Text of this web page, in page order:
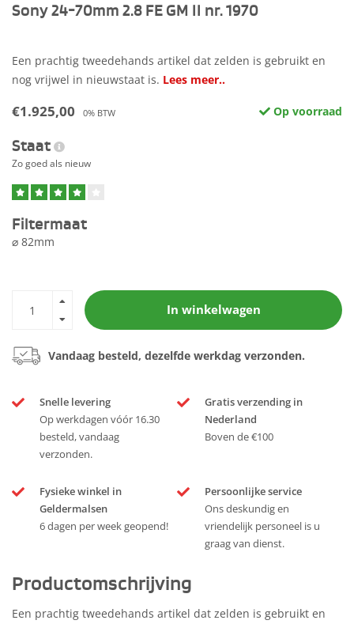
Sony 24-70mm 2.8 FE GM II nr. 1970
Een prachtig tweedehands artikel dat zelden is gebruikt en
nog vrijwel in nieuwstaat is. Lees meer..
€1.925,00 0% BTW Op voorraad
Staat
Zo goed als nieuw
Filtermaat
⌀ 82mm
In winkelwagen
Vandaag besteld, dezelfde werkdag verzonden.
Snelle levering
Op werkdagen vóór 16.30
besteld, vandaag
verzonden.
Gratis verzending in
Nederland
Boven de €100
Fysieke winkel in
Geldermalsen
6 dagen per week geopend!
Persoonlijke service
Ons deskundig en
vriendelijk personeel is u
graag van dienst.
Productomschrijving
Een prachtig tweedehands artikel dat zelden is gebruikt en